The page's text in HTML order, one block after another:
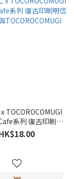
TOCOROCOMUGI
系列 復古印刷明
片 - 喫茶與